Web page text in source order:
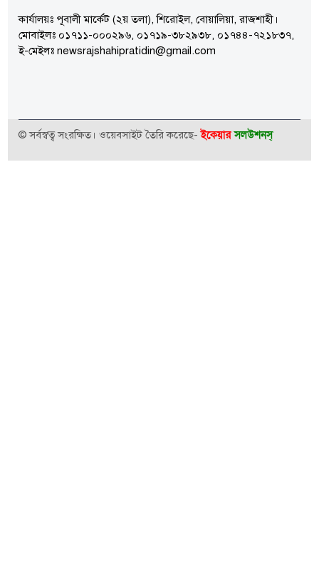
কার্যালয়ঃ পূবালী মার্কেট (২য় তলা), শিরোইল, বোয়ালিয়া, রাজশাহী।
মোবাইলঃ ০১৭১১-০০০২৯৬, ০১৭১৯-৩৮২৯৩৮, ০১৭৪৪-৭২১৮৩৭,
ই-মেইলঃ newsrajshahipratidin@gmail.com
© সর্বস্বত্ব সংরক্ষিত। ওয়েবসাইট তৈরি করেছে-ইকেয়ার সলউশনস্